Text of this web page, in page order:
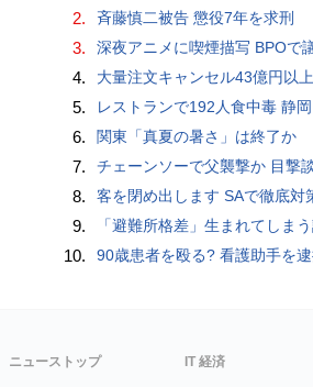
2. 斉藤慎二被告 懲役7年を求刑
3. 深夜アニメに喫煙描写 BPOで
4. 大量注文キャンセル43億円以
5. レストランで192人食中毒 静岡
6. 関東「真夏の暑さ」は終了か
7. チェーンソーで父襲撃か 目撃
8. 客を閉め出します SAで徹底対
9. 「避難所格差」生まれてしま
10. 90歳患者を殴る? 看護助手を
ニューストップ IT 経済